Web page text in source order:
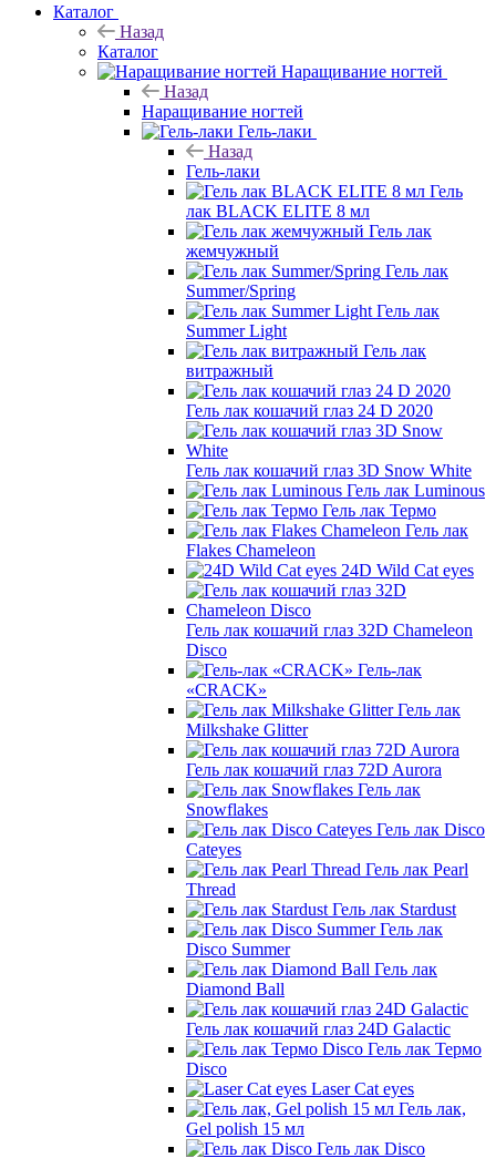
Каталог
Назад
Каталог
Наращивание ногтей
Назад
Наращивание ногтей
Гель-лаки
Назад
Гель-лаки
Гель
лак BLACK ELITE 8 мл
Гель лак
жемчужный
Гель лак
Summer/Spring
Гель лак
Summer Light
Гель лак
витражный
Гель лак кошачий глаз 24 D 2020
Гель лак кошачий глаз 3D Snow White
Гель лак Luminous
Гель лак Термо
Гель лак
Flakes Chameleon
24D Wild Cat eyes
Гель лак кошачий глаз 32D Chameleon
Disco
Гель-лак
«CRACK»
Гель лак
Milkshake Glitter
Гель лак кошачий глаз 72D Aurora
Гель лак
Snowflakes
Гель лак Disco
Cateyes
Гель лак Pearl
Thread
Гель лак Stardust
Гель лак
Disco Summer
Гель лак
Diamond Ball
Гель лак кошачий глаз 24D Galactic
Гель лак Термо
Disco
Laser Cat eyes
Гель лак,
Gel polish 15 мл
Гель лак Disco